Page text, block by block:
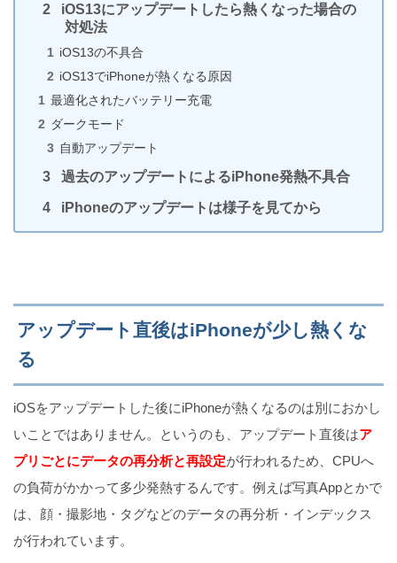
iPhoneのTwitterが勝手にログアウトしてしまう原因
と対処法
iCloudバックアップでメールだけ復元できない原因
iPhoneの充電音を好きな音に変更する方法
【暗くならない】iPhoneカメラで逆光でも綺麗に撮
る方法
【鍵垢・DMも可】Twitterの動画をiPhoneに保存する
方法
iOS13にアップデートしたら熱くなった場合の
対処法
iOS13の不具合
iOS13でiPhoneが熱くなる原因
最適化されたバッテリー充電
ダークモード
自動アップデート
過去のアップデートによるiPhone発熱不具合
iPhoneのアップデートは様子を見てから
アップデート直後はiPhoneが少し熱くな
る
iOSをアップデートした後にiPhoneが熱くなるのは別におかし
いことではありません。というのも、アップデート直後はア
プリごとにデータの再分析と再設定が行われるため、CPUへ
の負荷がかかって多少発熱するんです。例えば写真Appとかで
は、顔・撮影地・タグなどのデータの再分析・インデックス
が行われています。